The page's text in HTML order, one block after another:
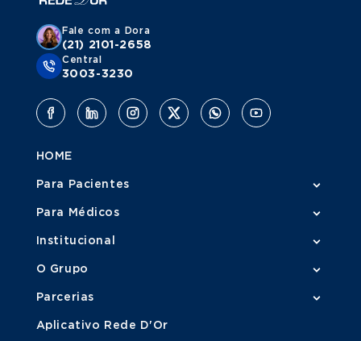
Fale com a Dora
(21) 2101-2658
Central
3003-3230
HOME
Para Pacientes
Para Médicos
Institucional
O Grupo
Parcerias
Aplicativo Rede D'Or